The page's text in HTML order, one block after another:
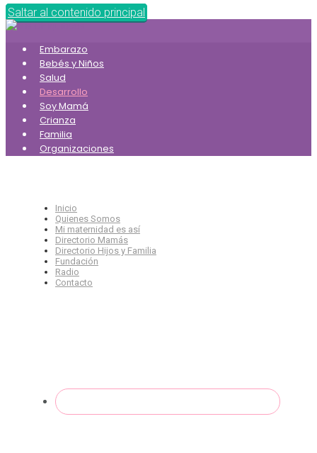
Saltar al contenido principal
Embarazo
Bebés y Niños
Salud
Desarrollo
Soy Mamá
Crianza
Familia
Organizaciones
Inicio
Quienes Somos
Mi maternidad es así
Directorio Mamás
Directorio Hijos y Familia
Fundación
Radio
Contacto